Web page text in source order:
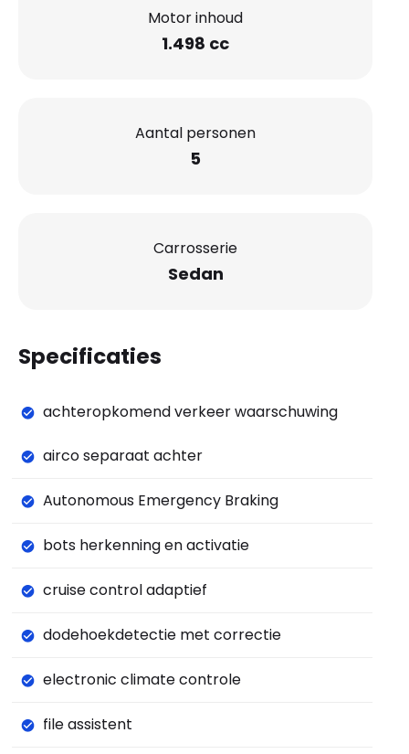
Motor inhoud
1.498 cc
Aantal personen
5
Carrosserie
Sedan
Specificaties
achteropkomend verkeer waarschuwing
airco separaat achter
Autonomous Emergency Braking
bots herkenning en activatie
cruise control adaptief
dodehoekdetectie met correctie
electronic climate controle
file assistent